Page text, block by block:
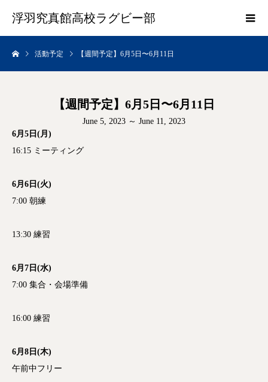
浮羽究真館高校ラグビー部
活動予定 【週間予定】6月5日〜6月11日
【週間予定】6月5日〜6月11日
June 5, 2023 ～ June 11, 2023
6月5日(月)
16:15 ミーティング
6月6日(火)
7:00 朝練
13:30 練習
6月7日(水)
7:00 集合・会場準備
16:00 練習
6月8日(木)
午前中フリー